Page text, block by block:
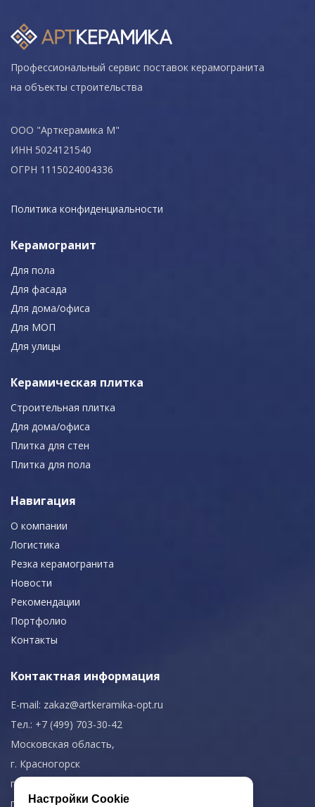
Профессиональный сервис поставок керамогранита
на объекты строительства
ООО "Арткерамика М"
ИНН 5024121540
ОГРН 1115024004336
Политика конфиденциальности
Керамогранит
Для пола
Для фасада
Для дома/офиса
Для МОП
Для улицы
Керамическая плитка
Строительная плитка
Для дома/офиса
Плитка для стен
Плитка для пола
Навигация
О компании
Логистика
Резка керамогранита
Новости
Рекомендации
Портфолио
Контакты
Контактная информация
E-mail: zakaz@artkeramika-opt.ru
Тел.: +7 (499) 703-30-42
Московская область,
г. Красногорск
пн-чт: 09.00-18.00
пт: 09.00-17.00
Настройки Cookie